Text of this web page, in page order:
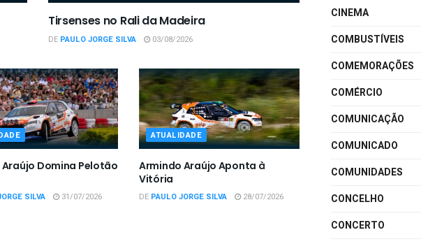
Tirsenses no Rali da Madeira
DE PAULO JORGE SILVA 03/08/2026
Domina Pelotão
SILVA 31/07/2026
ATUALIDADE
Armindo Araújo Aponta à
Vitória
DE PAULO JORGE SILVA 28/07/2026
CINEMA
COMBUSTÍVEIS
COMEMORAÇÕES
COMÉRCIO
COMUNICAÇÃO
COMUNICADO
COMUNIDADES
CONCELHO
CONCERTO